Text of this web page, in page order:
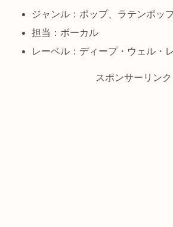
ジャンル：ポップ、ラテンポッ
担当：ボーカル
レーベル：ディープ・ウェル・
スポンサーリンク